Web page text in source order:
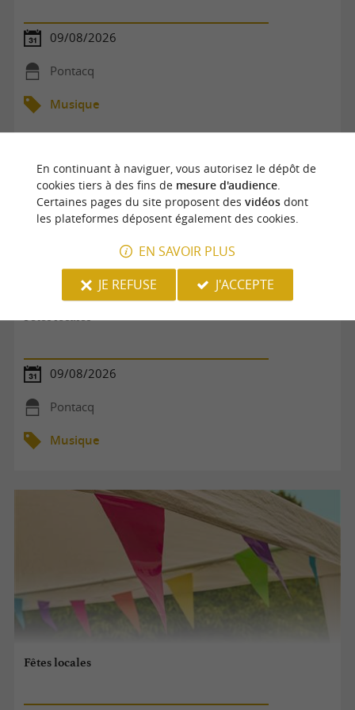
09/08/2026
Pontacq
Musique
Fêtes locales
09/08/2026
Pontacq
Musique
Fêtes locales
En continuant à naviguer, vous autorisez le dépôt de
cookies tiers à des fins de mesure d'audience.
Certaines pages du site proposent des vidéosdont
les plateformes déposent également des cookies.
EN SAVOIR PLUS
JE REFUSE
J'ACCEPTE